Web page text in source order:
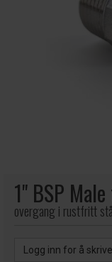
1" BSP
overgang i rustfritt
Logg inn for å